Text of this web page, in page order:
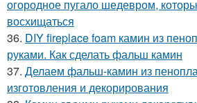
огородное пугало шедевром,
восхищаться
36. DIY fireplace foam камин из
руками. Как сделать фальш камин
37. Делаем фальш-камин из
изготовления и декорирования